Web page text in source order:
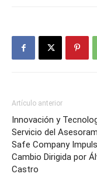
Artículo anterior
Innovación y
Servicio del
Safe Company
Cambio Dirigida por
Castro